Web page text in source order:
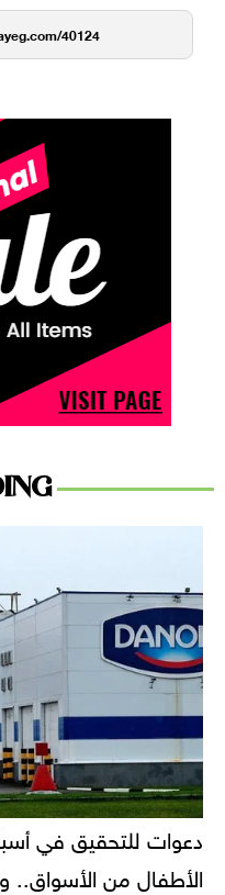
دعوات للتحقيق في
الأطفال من